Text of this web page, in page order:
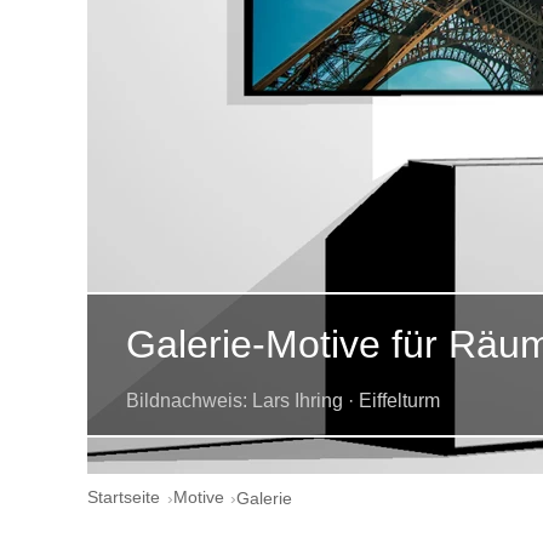
Galerie-Motive für
Bildnachweis: Lars Ihring · Eiffelturm
Startseite Motive Galerie